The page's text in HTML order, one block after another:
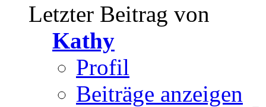
Letzter Beitrag von
Kathy
Profil
Beiträge anzeigen